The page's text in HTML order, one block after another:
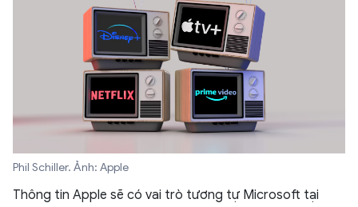
Phil Schiller. Ảnh: Apple
Thông tin Apple sẽ có vai trò tương tự Microsoft tại